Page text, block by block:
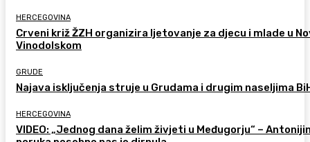
HERCEGOVINA
Crveni križ ŽZH organizira ljetovanje za djecu i mlade u
Vinodolskom
GRUDE
Najava isključenja struje u Grudama i drugim naseljima
HERCEGOVINA
VIDEO: „Jednog dana želim živjeti u Međugorju“ –